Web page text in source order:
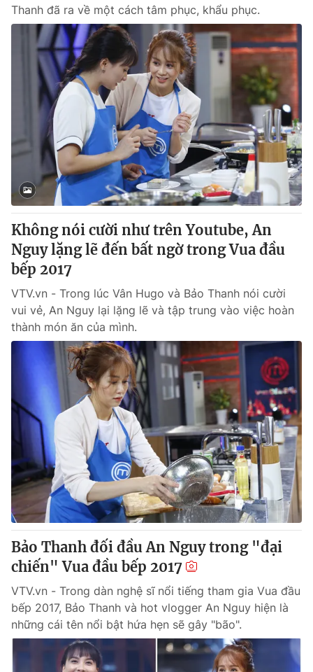
Thanh đã ra về một cách tâm phục, khẩu phục.
Không nói cười như trên Youtube, An
Nguy lặng lẽ đến bất ngờ trong Vua đầu
bếp 2017
VTV.vn - Trong lúc Vân Hugo và Bảo Thanh nói cười
vui vẻ, An Nguy lại lặng lẽ và tập trung vào việc hoàn
thành món ăn của mình.
Bảo Thanh đối đầu An Nguy trong "đại
chiến" Vua đầu bếp 2017
VTV.vn - Trong dàn nghệ sĩ nổi tiếng tham gia Vua đầu
bếp 2017, Bảo Thanh và hot vlogger An Nguy hiện là
những cái tên nổi bật hứa hẹn sẽ gây "bão".